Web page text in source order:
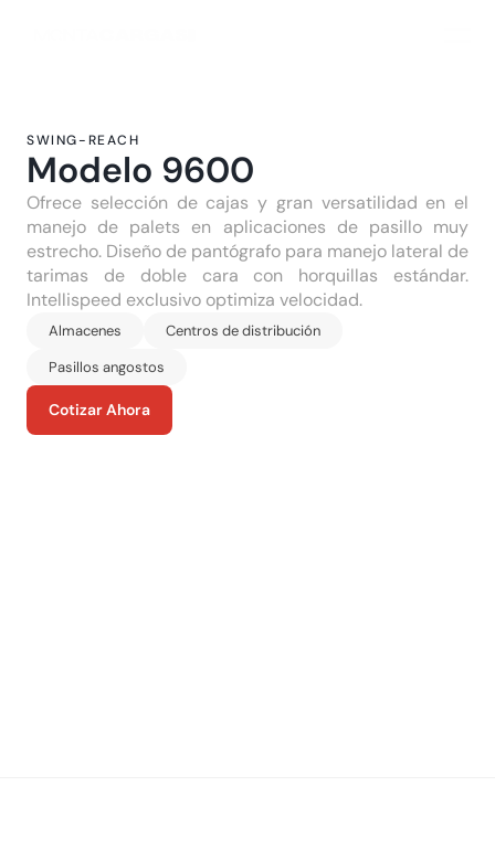
SWING-REACH
Modelo 9600
Ofrece selección de cajas y gran versatilidad en el
manejo de palets en aplicaciones de pasillo muy
estrecho. Diseño de pantógrafo para manejo lateral de
tarimas de doble cara con horquillas estándar.
Intellispeed exclusivo optimiza velocidad.
Almacenes
Centros de distribución
Pasillos angostos
Cotizar Ahora